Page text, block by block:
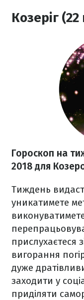
Козеріг
Гороскоп на
2018 для
Тиждень
уникатимете
прислухаєтеся
вигорання
дуже
заходити у
приділяти